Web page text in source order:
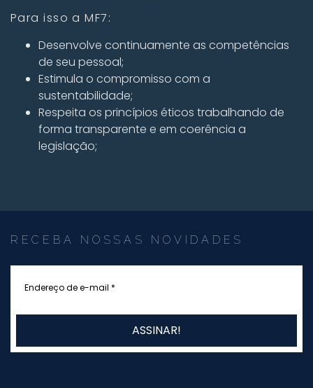
Para isso a MF7:
Desenvolve continuamente as competências
de seu pessoal;
Estimula o compromisso com a
sustentabilidade;
Respeita os princípios éticos trabalhando de
forma transparente e em coerência a
legislação;
RECEBA NOSSAS NOVIDADES